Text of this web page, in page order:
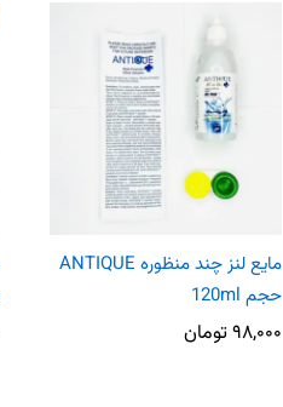
مایع لنز چند منظوره ANTIQUE
حجم 120ml
۹۸,۰۰۰تومان